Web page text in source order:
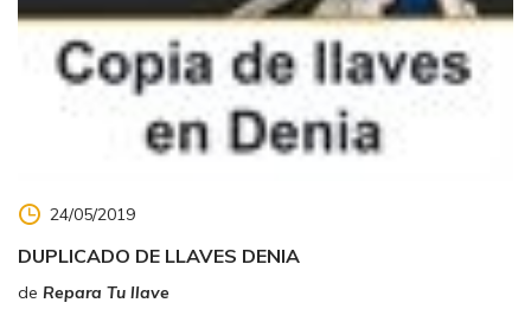
24/05/2019
DUPLICADO DE LLAVES DENIA
de Repara Tu llave